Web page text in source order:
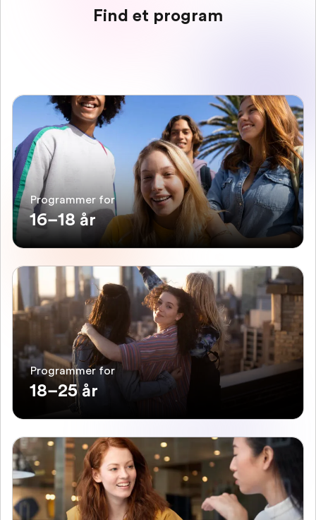
Find et program
Programmer for
16–18 år
Programmer for
18–25 år